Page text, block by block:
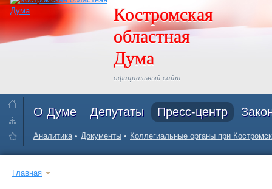
Костромская
областная
Дума
официальный сайт
О Думе Депутаты Пресс-центр
Аналитика Документы Коллегиальные органы при
Главная